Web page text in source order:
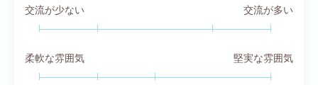
交流が少ない 交流が多い
柔軟な雰囲気 堅実な雰囲気